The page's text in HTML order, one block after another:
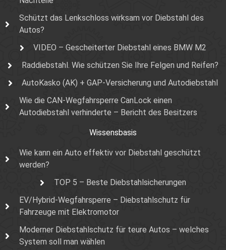
Schützt das Lenkschloss wirksam vor Diebstahl des
Autos?
VIDEO – Gescheiterter Diebstahl eines BMW M2
Raddiebstahl. Wie schützen Sie Ihre Felgen und Reifen?
AutoKasko (AK) + GAP-Versicherung und Autodiebstahl
Wie die CAN-Wegfahrsperre CanLock einen
Autodiebstahl verhinderte – Bericht des Besitzers
Wissensbasis
Wie kann ein Auto effektiv vor Diebstahl geschützt
werden?
TOP 5 – Beste Diebstahlsicherungen
EV/Hybrid-Wegfahrsperre – Diebstahlschutz für
Fahrzeuge mit Elektromotor
Moderner Diebstahlschutz für teure Autos – welches
System soll man wählen